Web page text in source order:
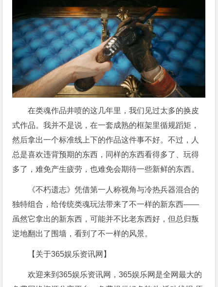
在类魂作品井喷的这几年里，我们见过太多的换皮
式作品。我并不是说，在一套成熟的框架里循规蹈矩，
然后拿出一个标准线上下的作品这件事不好。不过，人
总是喜欢违背预期的东西，同样的东西看得多了、玩得
多了，难免产生疲劳，也难免会期待一些新鲜的东西。
《不朽遗志》凭借第一人称视角与冷热兵器混合的
独特组合，给传统类魂玩法带来了不一样的新东西——
虽然它拿出的新东西，可能并不比老东西好，但总归叛
逆地翻出了围墙，看到了不一样的风景。
【关于365娱乐资讯网】
欢迎来到365娱乐资讯网，365娱乐网是全网最大的